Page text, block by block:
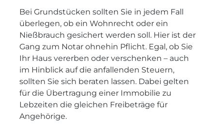
Bei Grundstücken sollten Sie in jedem Fall
überlegen, ob ein Wohnrecht oder ein
Nießbrauch gesichert werden soll. Hier ist der
Gang zum Notar ohnehin Pflicht. Egal, ob Sie
Ihr Haus vererben oder verschenken – auch
im Hinblick auf die anfallenden Steuern,
sollten Sie sich beraten lassen. Dabei gelten
für die Übertragung einer Immobilie zu
Lebzeiten die gleichen Freibeträge für
Angehörige.